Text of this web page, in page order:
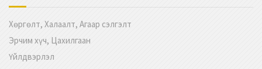
Хөргөлт, Халаалт, Агаар сэлгэлт
Эрчим хүч, Цахилгаан
Үйлдвэрлэл